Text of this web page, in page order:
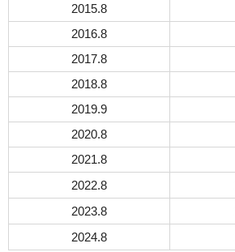
2015.8
2016.8
2017.8
2018.8
2019.9
2020.8
2021.8
2022.8
2023.8
2024.8